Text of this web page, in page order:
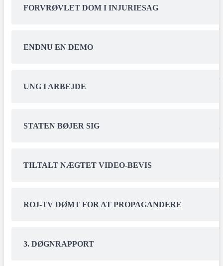
FORVRØVLET DOM I INJURIESAG
ENDNU EN DEMO
UNG I ARBEJDE
STATEN BØJER SIG
TILTALT NÆGTET VIDEO-BEVIS
ROJ-TV DØMT FOR AT PROPAGANDERE
3. DØGNRAPPORT